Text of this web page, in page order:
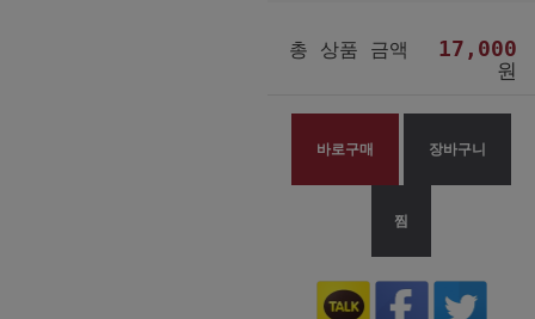
총 상품 금액 17,000
원
바로구매 장바구니
찜